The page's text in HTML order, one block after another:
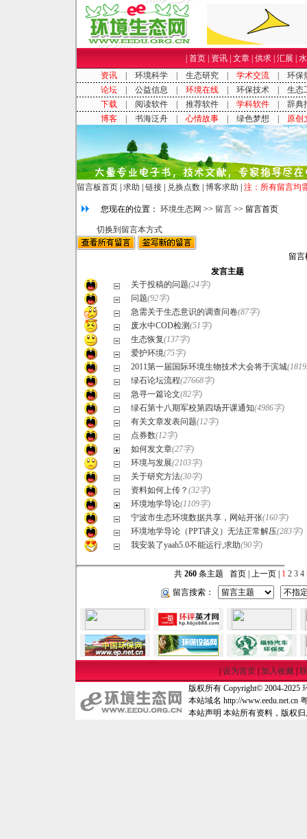
首页 资讯 文章 供求 汇展
留言板首页 求助 链接 兑换点数 博客求助 注：所有留言均
您现在的位置： 环境生态网 >> 留言 >> 留言首页
切换到留言本方式
留言
发言主题
关于投稿的问题(24字)
问题(92字)
急需关于生态意识的调查问卷(87字)
废水中COD检测(51字)
生态恢复(137字)
爱护环境(75字)
2011第一届国际环境生物技术大会将于滨城
绿石论坛流程(27668字)
急寻一篇论文(82字)
绿石第十八期军校第四场开课通知(4986字)
有关文章发表问题(12字)
点券数(12字)
如何发文章(27字)
环境与发展(2103字)
关于研究方法(30字)
资料如何上传？ (32字)
环境地学导论(1109字)
宁波市生态环境数据共享，网站开张(160字)
环境地学导论（PPT讲义）无法正常解压(283字)
我安装了yaah5.0不能运行,求助(90字)
共 260条主题 首页 | 上一页 | 1 2 3 4
留言搜索：
设为首页| 加入收藏|
版权所有 Copyright© 2004-2025
本站域名 http://www.eedu.net.cn
本站声明 本站所有资料，版权